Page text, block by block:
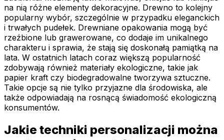
na nią różne elementy dekoracyjne. Drewno to kolejny
popularny wybór, szczególnie w przypadku eleganckich
i trwałych pudełek. Drewniane opakowania mogą być
rzeźbione lub grawerowane, co dodaje im unikalnego
charakteru i sprawia, że stają się doskonałą pamiątką na
lata. W ostatnich latach coraz większą popularność
zdobywają również materiały ekologiczne, takie jak
papier kraft czy biodegradowalne tworzywa sztuczne.
Takie opcje są nie tylko przyjazne dla środowiska, ale
także odpowiadają na rosnącą świadomość ekologiczną
konsumentów.
Jakie techniki personalizacji można